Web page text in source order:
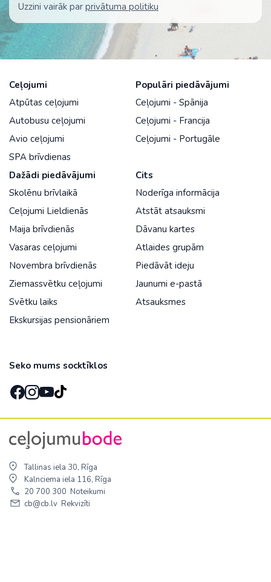
Uzzini vairāk par privātuma politiku
Ceļojumi
Atpūtas ceļojumi
Autobusu ceļojumi
Avio ceļojumi
SPA brīvdienas
Populāri piedāvājumi
Ceļojumi - Spānija
Ceļojumi - Francija
Ceļojumi - Portugāle
Dažādi piedāvājumi
Skolēnu brīvlaikā
Ceļojumi Lieldienās
Maija brīvdienās
Vasaras ceļojumi
Novembra brīvdienās
Ziemassvētku ceļojumi
Svētku laiks
Ekskursijas pensionāriem
Cits
Noderīga informācija
Atstāt atsauksmi
Dāvanu kartes
Atlaides grupām
Piedāvāt ideju
Jaunumi e-pastā
Atsauksmes
Seko mums socktīklos
Tallinas iela 30, Rīga
Kalnciema iela 116, Rīga
20 700 300 Noteikumi
cb@cb.lv Rekvizīti